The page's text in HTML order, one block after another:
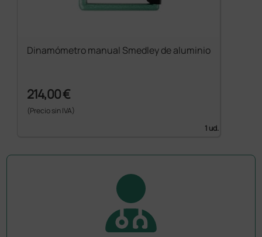
Dinamómetro manual Smedley de aluminio
214,00 €
(Precio sin IVA)
1 ud.